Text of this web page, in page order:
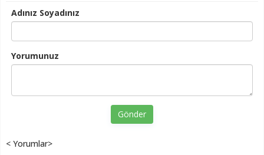
Adınız Soyadınız
Yorumunuz
Gönder
< Yorumlar>